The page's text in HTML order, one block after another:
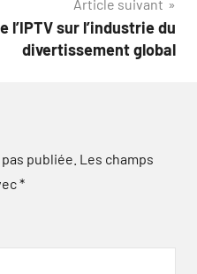
Article suivant
l’IPTV sur l’industrie du
divertissement global
publiée. Les champs
*